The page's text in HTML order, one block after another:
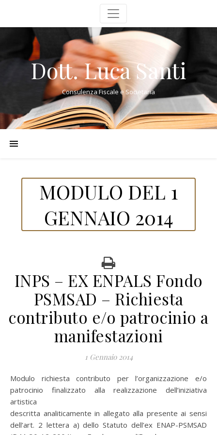
Dott. Luca Santi
Consulenza Fiscale e Societaria
MODULO DEL 1
GENNAIO 2014
INPS – EX ENPALS Fondo
PSMSAD – Richiesta
contributo e/o patrocinio a
manifestazioni
1 Gennaio 2014
Modulo richiesta contributo per l’organizzazione e/o
patrocinio finalizzato alla realizzazione dell’iniziativa
artistica
descritta analiticamente in allegato alla presente ai sensi
dell’art. 2 lettera a) dello Statuto dell’ex ENAP-PSMSAD